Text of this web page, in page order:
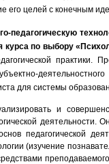
его целей с конечным
педагогическую
курса по выбору
практики.
для системы
и
педагогической
(изучение